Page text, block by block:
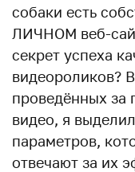
собаки есть
ЛИЧНОМ веб-
секрет успеха
видеороликов?
проведённых за
видео, я
параметров,
отвечают за их